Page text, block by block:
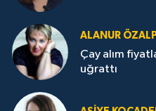
ALANUR
Çay alım
uğrattı